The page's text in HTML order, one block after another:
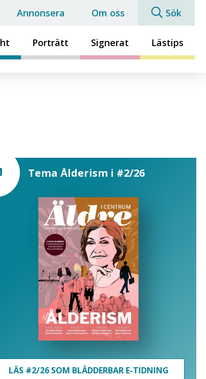
Porträtt Signerat Lästips
Annonsera Om oss Sök
Tema Ålderism i #2/26
LÄS #2/26 SOM BLÄDDERBAR E-TIDNING